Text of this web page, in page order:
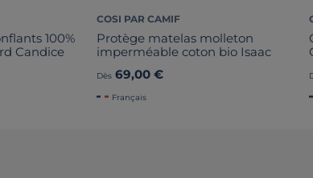
100%
Candice
COSI PAR CAMIF
Protège matelas molleton
imperméable coton bio Isaac
Dès 69,00 €
Français